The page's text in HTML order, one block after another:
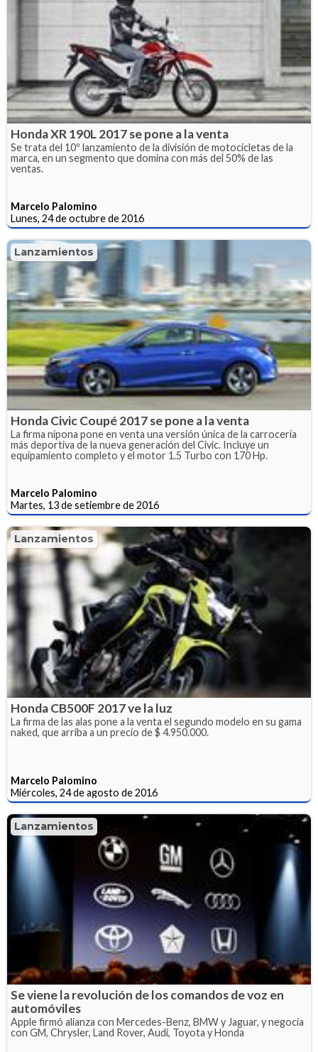
Honda XR 190L 2017 se pone a la venta
Se trata del 10º lanzamiento de la división de motocicletas de la
marca, en un segmento que domina con más del 50% de las
ventas.
Marcelo Palomino
Lunes, 24 de octubre de 2016
Lanzamientos
Honda Civic Coupé 2017 se pone a la venta
La firma nipona pone en venta una versión única de la carrocería
más deportiva de la nueva generación del Civic. Incluye un
equipamiento completo y el motor 1.5 Turbo con 170 Hp.
Marcelo Palomino
Martes, 13 de setiembre de 2016
Lanzamientos
Honda CB500F 2017 ve la luz
La firma de las alas pone a la venta el segundo modelo en su gama
naked, que arriba a un precio de $ 4.950.000.
Marcelo Palomino
Miércoles, 24 de agosto de 2016
Lanzamientos
Se viene la revolución de los comandos de voz en
automóviles
Apple firmó alianza con Mercedes-Benz, BMW y Jaguar, y negocia
con GM, Chrysler, Land Rover, Audi, Toyota y Honda